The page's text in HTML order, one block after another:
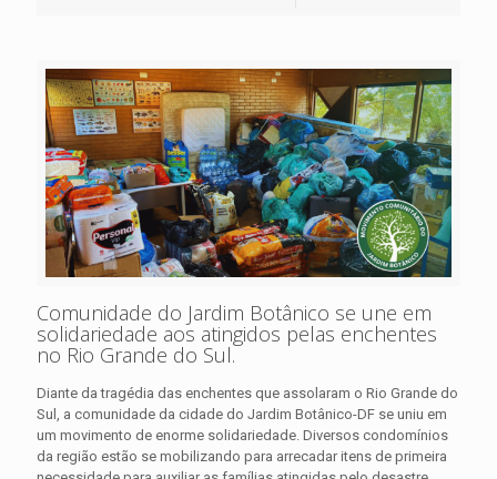
Comunidade do Jardim Botânico se une em
solidariedade aos atingidos pelas enchentes
no Rio Grande do Sul.
Diante da tragédia das enchentes que assolaram o Rio Grande do
Sul, a comunidade da cidade do Jardim Botânico-DF se uniu em
um movimento de enorme solidariedade. Diversos condomínios
da região estão se mobilizando para arrecadar itens de primeira